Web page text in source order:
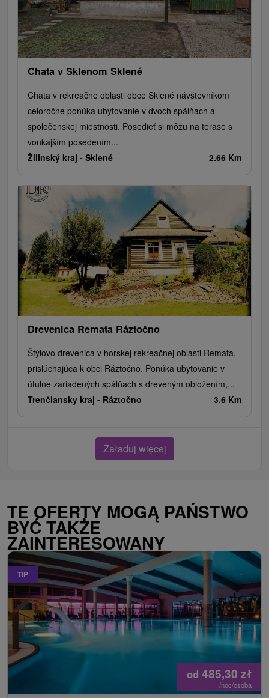
Chata v Sklenom Sklené
Chata v rekreačne oblasti obce Sklené návštevníkom
celoročne ponúka ubytovanie v dvoch spálňach a
spoločenskej miestnosti. Posedieť si môžu na terase s
vonkajším posedením...
Žilinský kraj - Sklené 2.66 Km
Drevenica Remata Ráztočno
Štýlovo drevenica v horskej rekreačnej oblasti Remata,
prislúchajúca k obci Ráztočno. Ponúka ubytovanie v
útulne zariadených spálňach s dreveným obložením,...
Trenčiansky kraj - Ráztočno 3.6 Km
Załaduj więcej
TE OFERTY MOGĄ PAŃSTWO
BYĆ TAKŻE
ZAINTERESOWANY
TIP
od 485,30 zł
/noc/osoba